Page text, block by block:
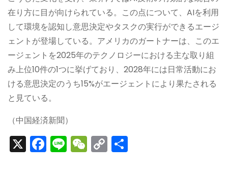
在り方に目が向けられている。この点について、AIを利用
して環境を認知し意思決定やタスクの実行ができるエージ
ェントが登場している。アメリカのガートナーは、このエ
ージェントを2025年のテクノロジーにおける主な取り組
み上位10件の1つに挙げており、2028年には日常活動にお
ける意思決定のうち15%がエージェントにより果たされる
と見ている。
（中国経済新聞）
X F
a
Li
n
W
e
C
o